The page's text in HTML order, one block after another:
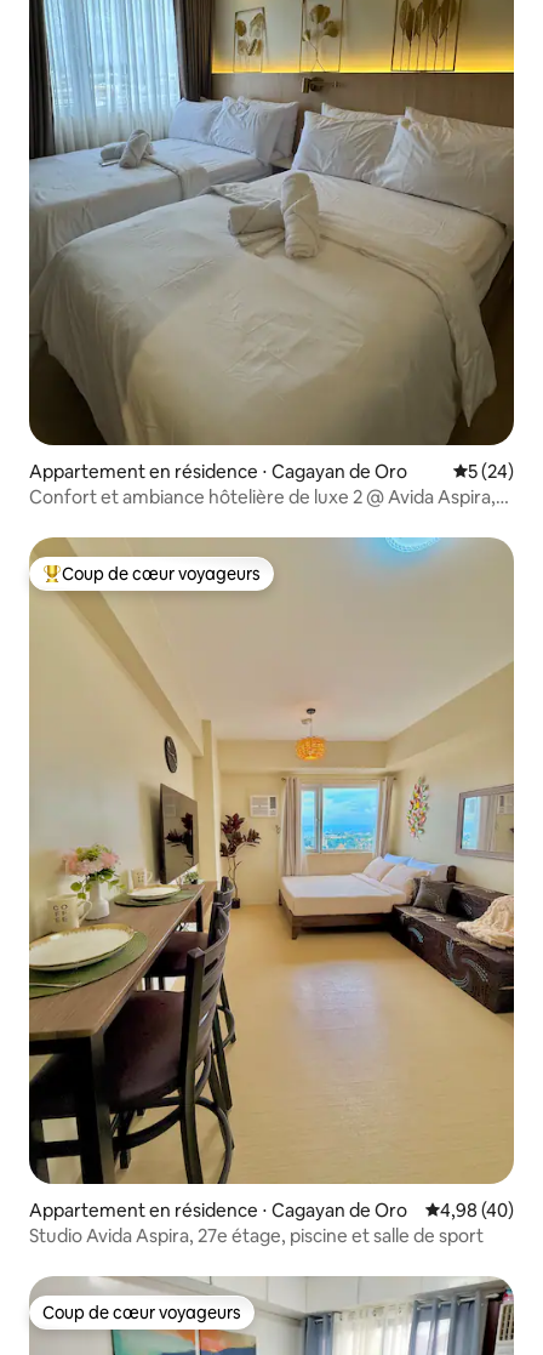
Appartement en résidence ⋅ Cagayan de Oro
5 (24)
Confort et ambiance hôtelière de luxe 2 @ Avida Aspira,
Coups de cœur voyageurs les plus appréciés
Coup de cœur voyageurs
Appartement en résidence ⋅ Cagayan de Oro Évaluation
4,98 (40)
Studio Avida Aspira, 27e étage, piscine et salle de sport
Coup de cœur voyageurs
Coup de cœur voyageurs